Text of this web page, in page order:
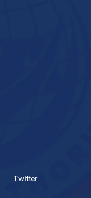
Twitter